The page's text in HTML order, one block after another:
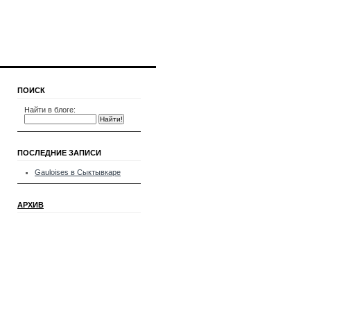
ПОИСК
Найти в блоге:
ПОСЛЕДНИЕ ЗАПИСИ
Gauloises в Сыктывкаре
АРХИВ